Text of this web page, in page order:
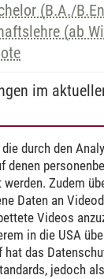
(B.A./
(ab
im
durch den
denen
Zudem
Daten an
Videos
in die USA
das
jedoch